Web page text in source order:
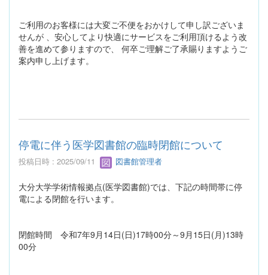
ご利用のお客様には大変ご不便をおかけして申し訳ございま
せんが 、安心してより快適にサービスをご利用頂けるよう改
善を進めて参りますので、 何卒ご理解ご了承賜りますようご
案内申し上げます。
停電に伴う医学図書館の臨時閉館について
投稿日時 : 2025/09/11 図書館管理者
大分大学学術情報拠点(医学図書館)では、下記の時間帯に停
電による閉館を行います。
閉館時間 令和7年9月14日(日)17時00分～9月15日(月)13時
00分